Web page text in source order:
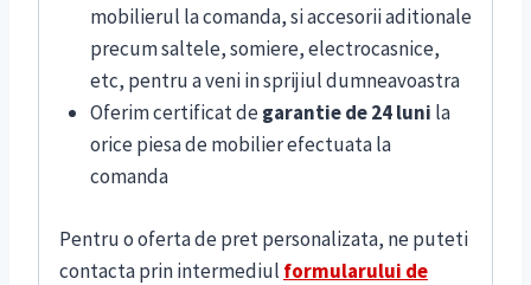
mobilierul la comanda, si accesorii aditionale
precum saltele, somiere, electrocasnice,
etc, pentru a veni in sprijiul dumneavoastra
Oferim certificat degarantie de 24 luni la
orice piesa de mobilier efectuata la
comanda
Pentru o oferta de pret personalizata, ne puteti
contacta prin intermediul formularului de